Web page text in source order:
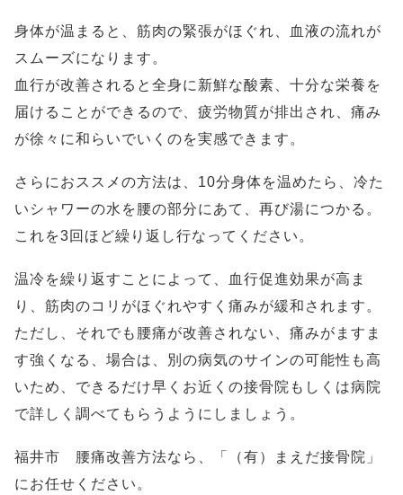
身体が温まると、筋肉の緊張がほぐれ、血液の流れが
スムーズになります。
血行が改善されると全身に新鮮な酸素、十分な栄養を
届けることができるので、疲労物質が排出され、痛み
が徐々に和らいでいくのを実感できます。
さらにおススメの方法は、10分身体を温めたら、冷た
いシャワーの水を腰の部分にあて、再び湯につかる。
これを3回ほど繰り返し行なってください。
温冷を繰り返すことによって、血行促進効果が高ま
り、筋肉のコリがほぐれやすく痛みが緩和されます。
ただし、それでも腰痛が改善されない、痛みがますま
す強くなる、場合は、別の病気のサインの可能性も高
いため、できるだけ早くお近くの接骨院もしくは病院
で詳しく調べてもらうようにしましょう。
福井市 腰痛改善方法なら、「（有）まえだ接骨院」
にお任せください。